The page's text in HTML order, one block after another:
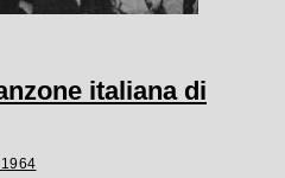
italiana di